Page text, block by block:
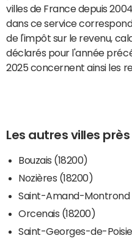
villes de France depuis
dans ce service
de l'impôt sur le revenu,
déclarés pour l'année
2025 concernent ainsi les
Les autres villes près
Bouzais (18200)
Nozières (18200)
Saint-Amand-Montrond
Orcenais (18200)
Saint-Georges-de-